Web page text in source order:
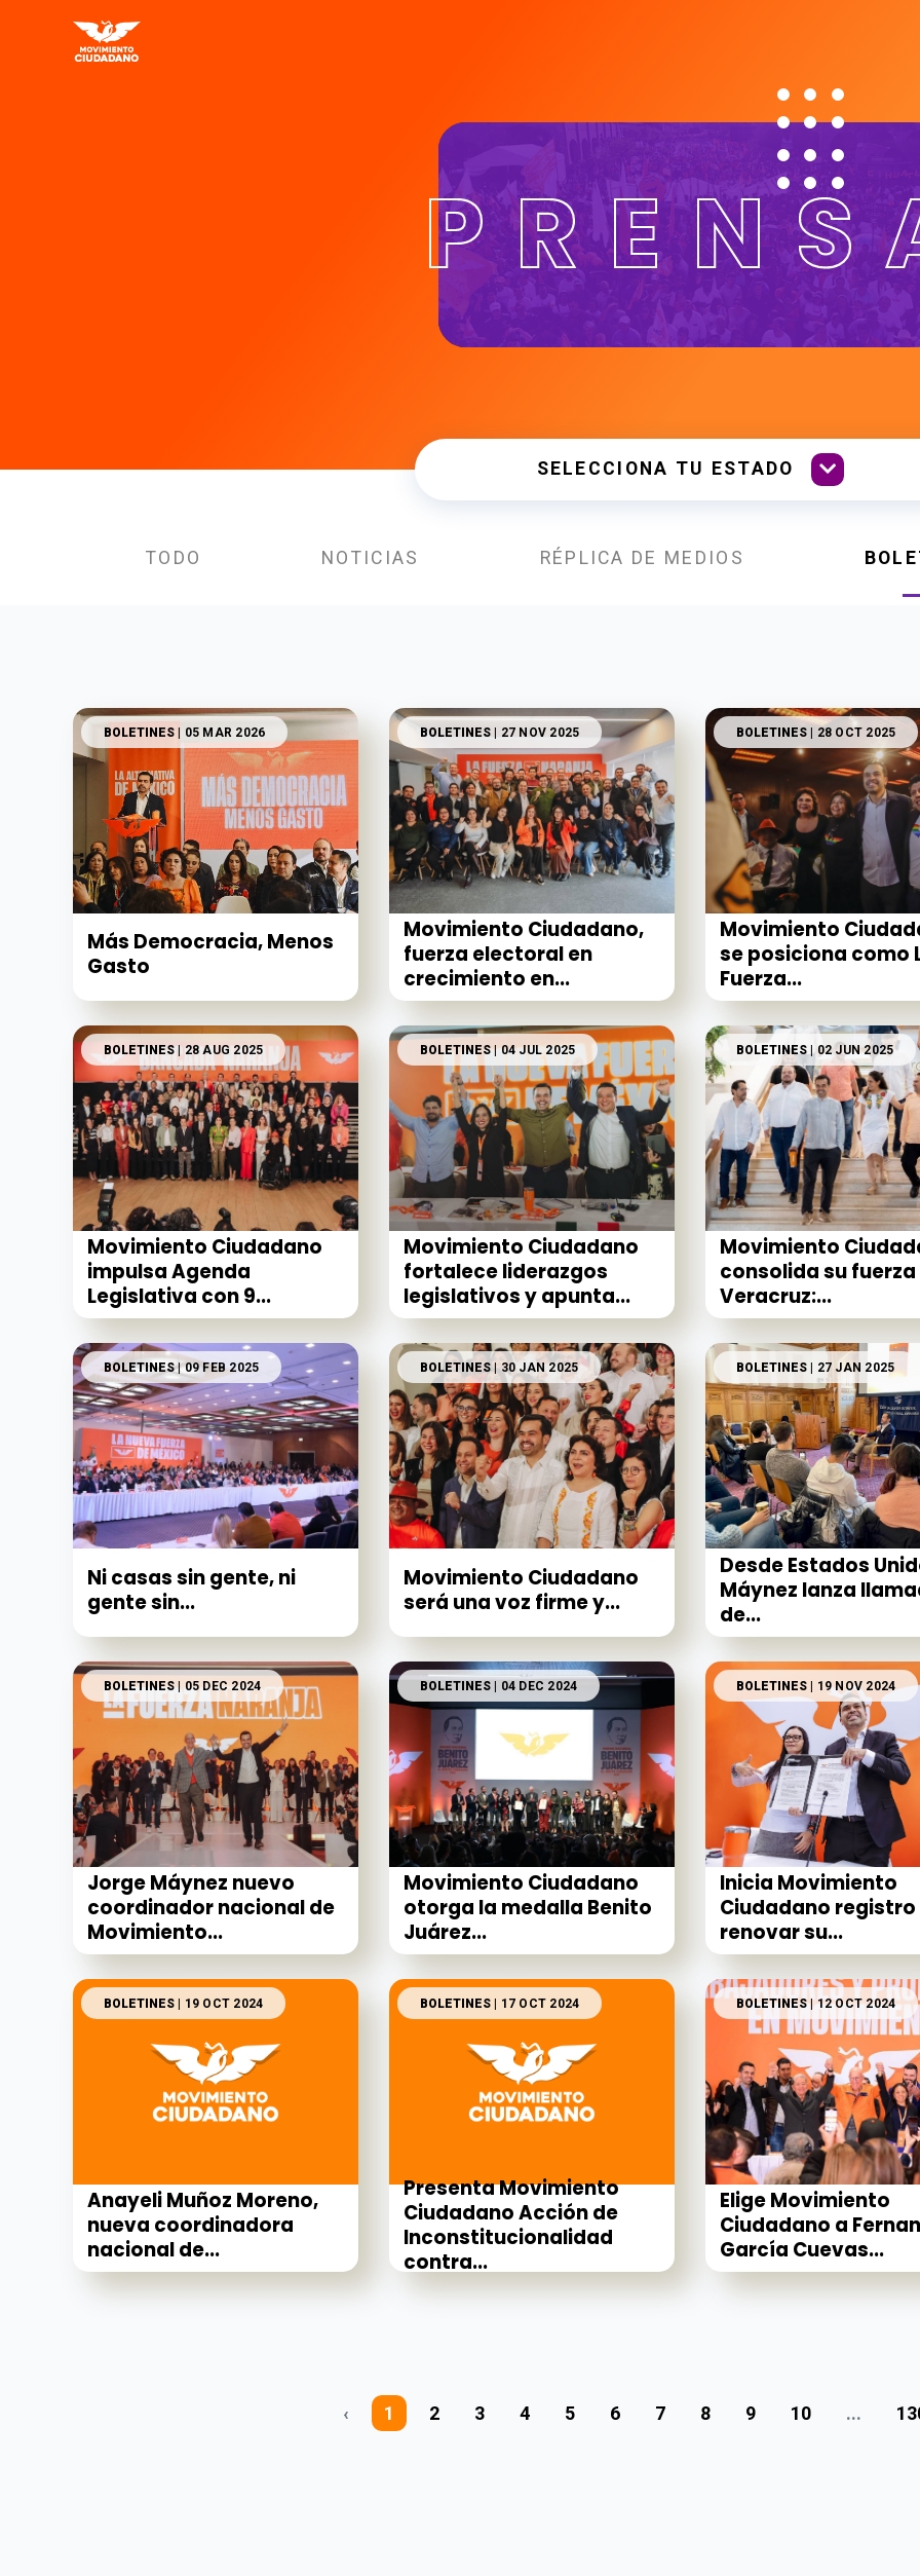
TODO NOTICIAS RÉPLICA DE MEDIOS
BOLETINES | 05 MAR 2026
Más Democracia, Menos
Gasto
BOLETINES | 27 NOV 2025
Movimiento Ciudadano,
fuerza electoral en
crecimiento en...
BOLETINES | 28 OCT 2025
Movimiento
se posiciona como
Fuerza...
BOLETINES | 28 AUG 2025
Movimiento Ciudadano
impulsa Agenda
Legislativa con 9...
BOLETINES| 04 JUL 2025
Movimiento Ciudadano
fortalece liderazgos
legislativos y apunta...
BOLETINES | 02 JUN 2025
Movimiento
consolida su fuerza
Veracruz:...
BOLETINES| 09 FEB 2025
Ni casas sin gente, ni
gente sin...
BOLETINES| 30 JAN 2025
Movimiento Ciudadano
será una voz firme y...
BOLETINES | 27 JAN 2025
Desde Estados
Máynez lanza
de...
BOLETINES| 05 DEC 2024
Jorge Máynez nuevo
coordinador nacional de
Movimiento...
BOLETINES | 04 DEC 2024
Movimiento Ciudadano
otorga la medalla Benito
Juárez...
BOLETINES | 19 NOV 2024
Inicia Movimiento
Ciudadano
renovar su...
BOLETINES | 19 OCT 2024
Anayeli Muñoz Moreno,
nueva coordinadora
nacional de...
BOLETINES | 17 OCT 2024
Presenta Movimiento
Ciudadano Acción de
Inconstitucionalidad
contra...
BOLETINES| 12 OCT 2024
Elige Movimiento
Ciudadano a
García Cuevas...
‹ 1 2 3 4 5 6 7 8 9 10 ...